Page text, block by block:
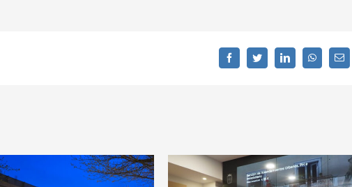
FacebookTwitterLinkedInWhatsApp